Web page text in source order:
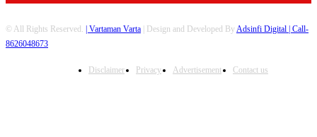
© All Rights Reserved. | Vartaman Varta | Design and Developed ByAdsinfi Digital | Call-
8626048673
Disclaimer Privacy Advertisement Contact us